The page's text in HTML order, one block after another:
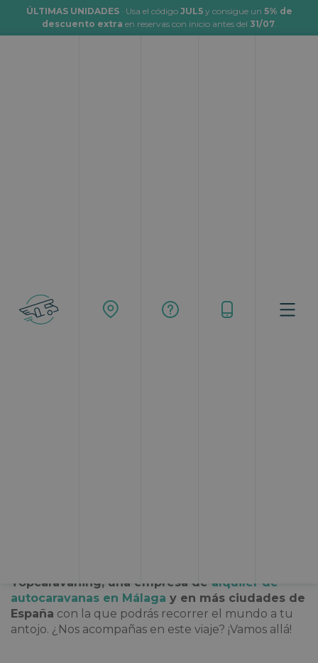
ÚLTIMAS UNIDADES· Usa el código JUL5y consigue un 5% de
descuento extra en reservas con inicio antes del 31/07.
Topcaravaning, una empresa de alquiler de
autocaravanas en Málaga y en más ciudades de
España con la que podrás recorrer el mundo a tu
antojo. ¿Nos acompañas en este viaje? ¡Vamos allá!